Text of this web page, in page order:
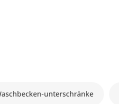
unterschränke